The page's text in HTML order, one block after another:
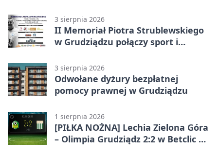
3 sierpnia 2026
II Memoriał Piotra Strublewskiego
w Grudziądzu połączy sport i
3 sierpnia 2026
Odwołane dyżury bezpłatnej
pomocy prawnej w Grudziądzu
1 sierpnia 2026
[PIŁKA NOŻNA] Lechia Zielona Góra
– Olimpia Grudziądz 2:2 w Betclic 2.